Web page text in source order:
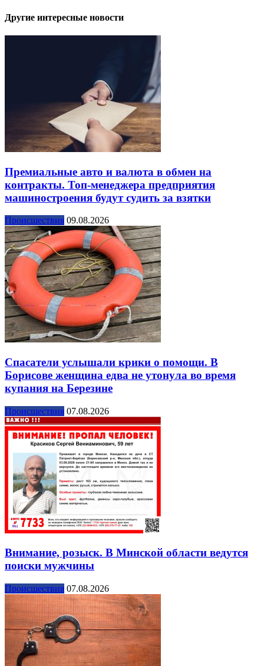
Другие интересные новости
Премиальные авто и валюта в обмен на
контракты. Топ-менеджера предприятия
машиностроения будут судить за взятки
Происшествия 09.08.2026
Спасатели услышали крики о помощи. В
Борисове женщина едва не утонула во время
купания на Березине
Происшествия 07.08.2026
Внимание, розыск. В Минской области ведутся
поиски мужчины
Происшествия 07.08.2026